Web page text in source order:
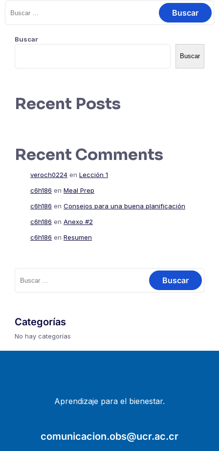
Buscar:
Buscar
Buscar
Recent Posts
Recent Comments
veroch0224 en Lección 1
c6h186 en Meal Prep
c6h186 en Consejos para una buena planificación
c6h186 en Anexo #2
c6h186 en Resumen
Buscar:
Categorías
No hay categorías
Aprendizaje para el bienestar.
comunicacion.obs@ucr.ac.cr